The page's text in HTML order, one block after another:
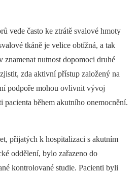
vede často ke ztrátě svalové hmoty
tkáně je velice obtížná, a tak
znamenat nutnost dopomoci druhé
zda aktivní přístup založený na
podpoře mohou ovlivnit vývoj
pacienta během akutního onemocnění.
přijatých k hospitalizaci s akutním
oddělení, bylo zařazeno do
kontrolované studie. Pacienti byli